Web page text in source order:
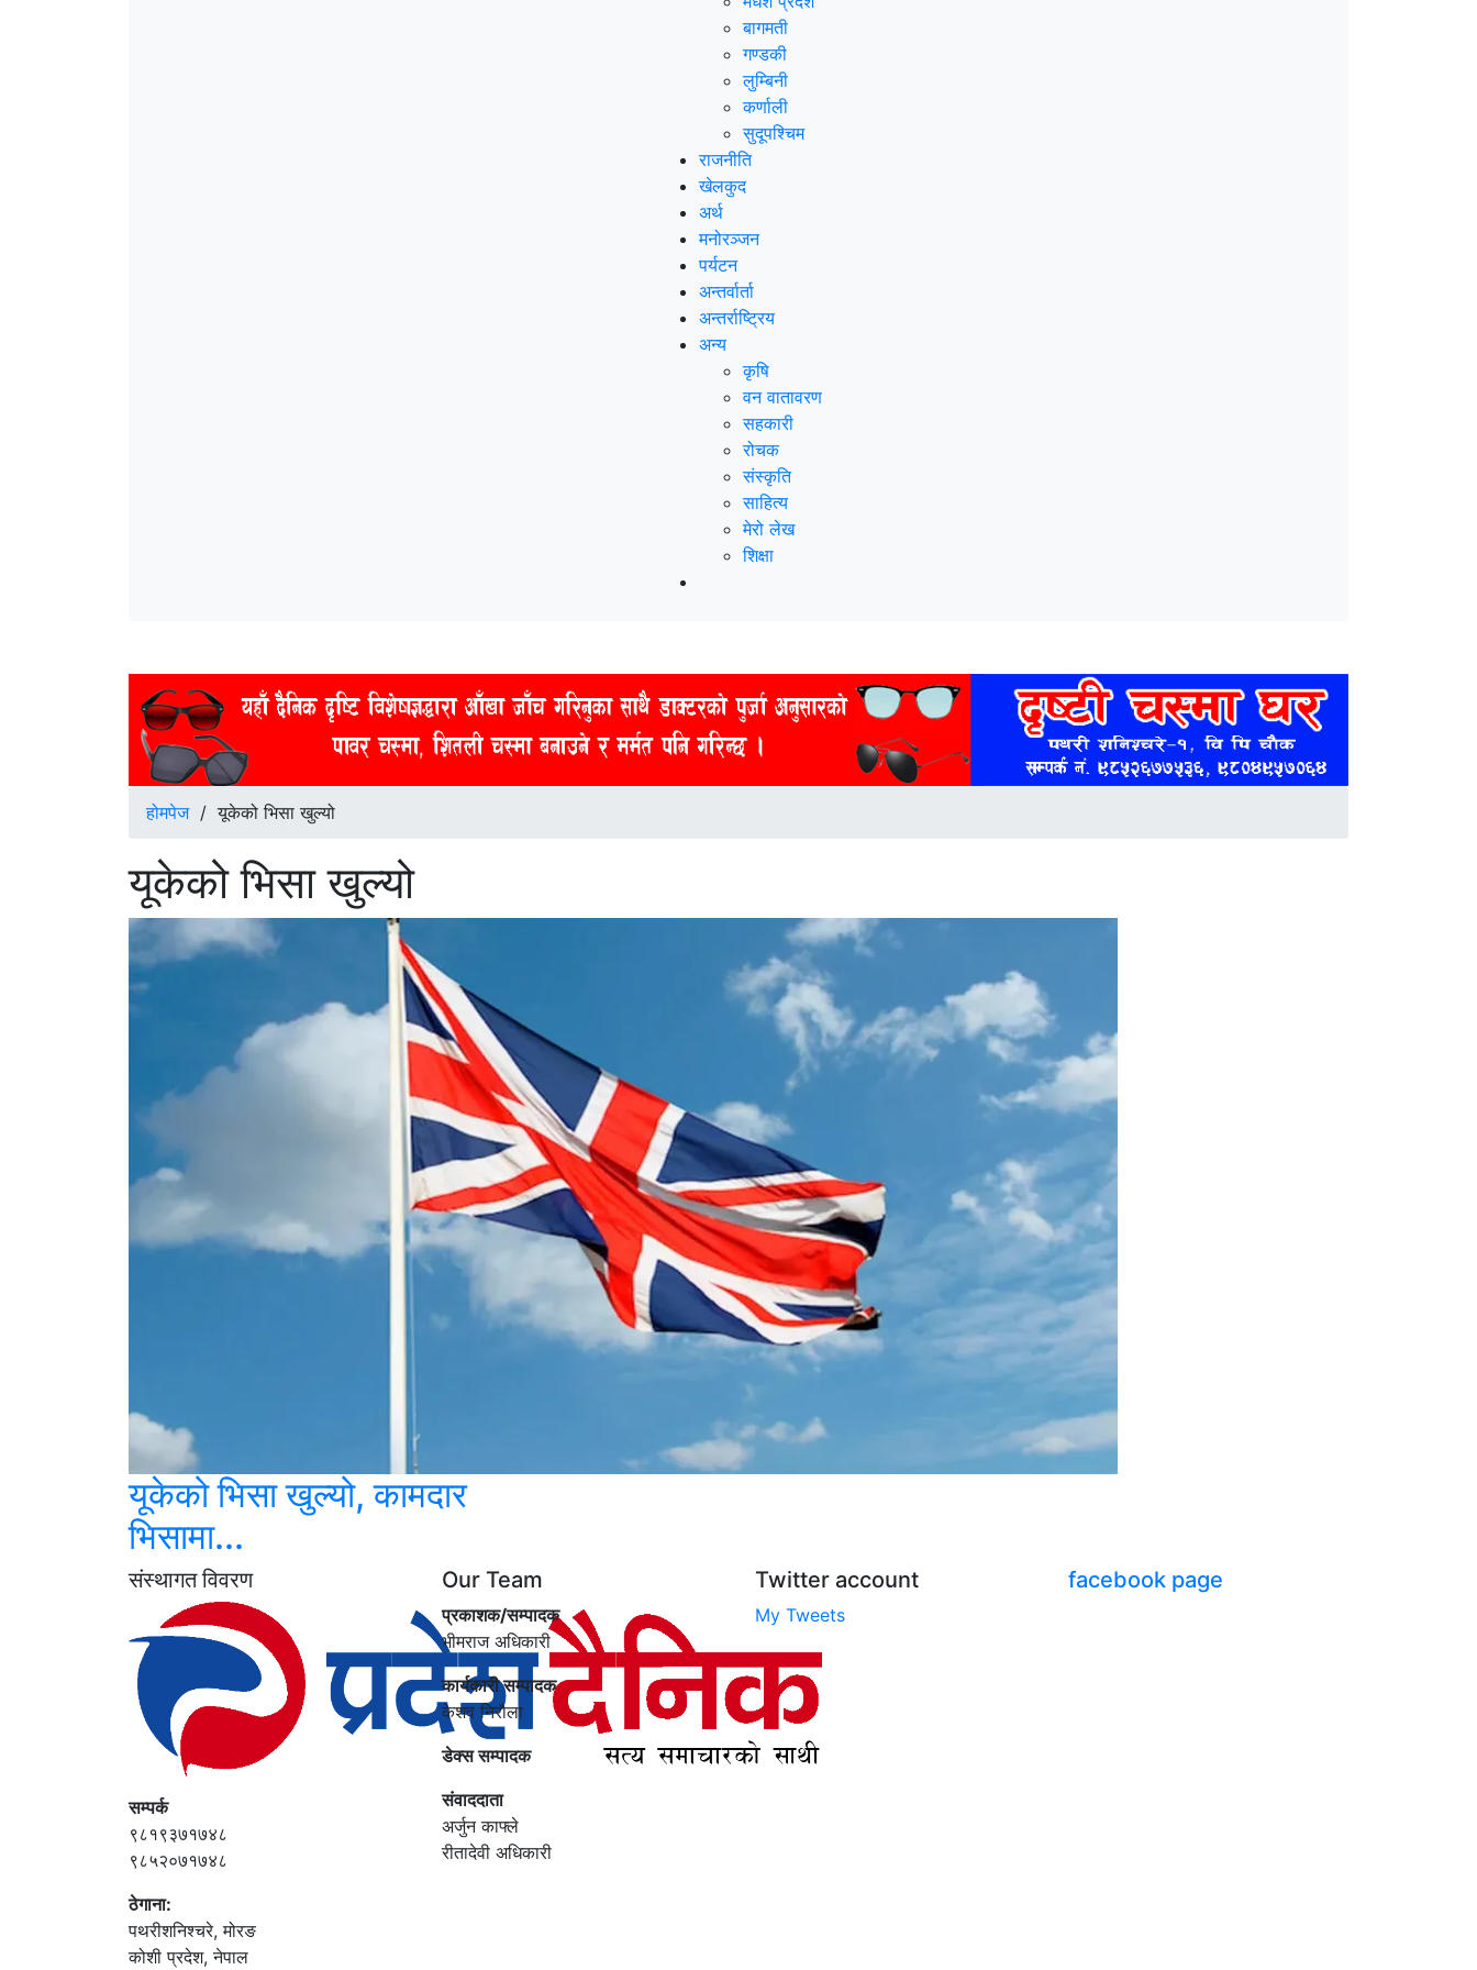
बागमती
गण्डकी
लुम्बिनी
कर्णाली
सुदूपश्‍चिम
राजनीति
खेलकुद
अर्थ
मनोरञ्‍जन
पर्यटन
अन्तर्वार्ता
अन्तर्राष्‍ट्रिय
अन्य
कृषि
वन वातावरण
सहकारी
रोचक
संस्कृति
साहित्य
मेरो लेख
शिक्षा
होमपेज/यूकेको भिसा खुल्यो
यूकेको भिसा खुल्यो
यूकेको भिसा खुल्यो, कामदार
भिसामा...
संस्थागत विवरण
सम्पर्क
९८१९३७१७४८
९८५२०७१७४८
ठेगाना:
पथरीशनिश्‍चरे, मोरङ
कोशी प्रदेश, नेपाल
Our Team
प्रकाशक/सम्पादक
भीमराज अधिकारी
कार्यकारी सम्पादक
केशव निरौला
डेक्स सम्पादक
संवाददाता
अर्जुन काफ्ले
रीतादेवी अधिकारी
Twitter account
My Tweets
facebook page